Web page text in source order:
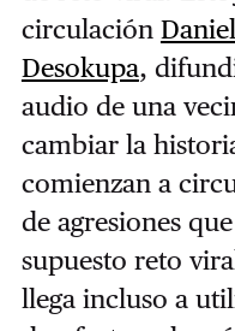
circulación
Desokupa,
audio de una
cambiar la
comienzan a
de agresiones
supuesto reto
llega incluso a